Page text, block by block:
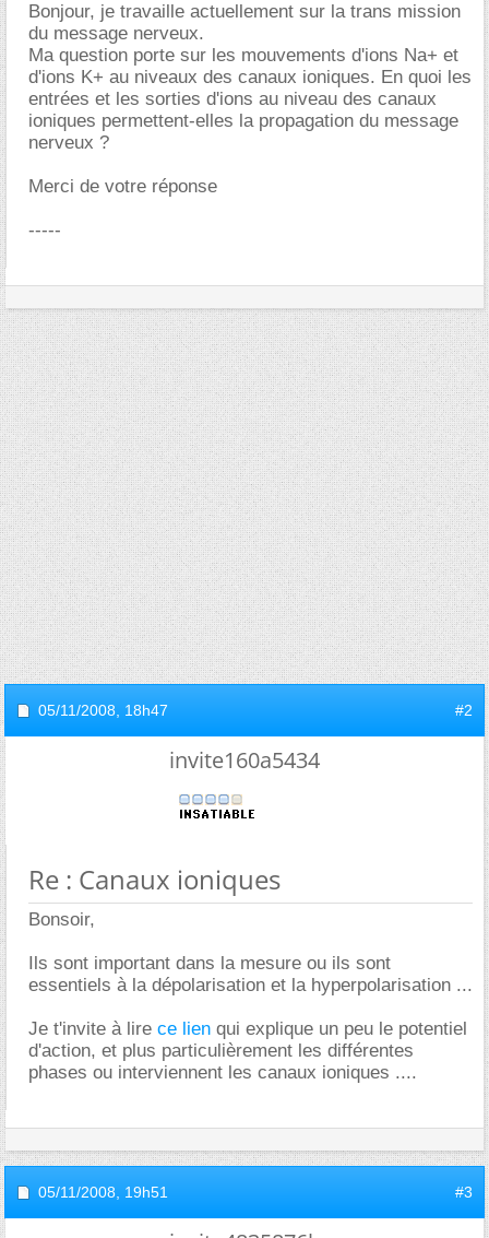
Bonjour, je travaille actuellement sur la trans mission
du message nerveux.
Ma question porte sur les mouvements d'ions Na+ et
d'ions K+ au niveaux des canaux ioniques. En quoi les
entrées et les sorties d'ions au niveau des canaux
ioniques permettent-elles la propagation du message
nerveux ?
Merci de votre réponse
-----
05/11/2008, 18h47 #2
invite160a5434
Re : Canaux ioniques
Bonsoir,
Ils sont important dans la mesure ou ils sont
essentiels à la dépolarisation et la hyperpolarisation ...
Je t'invite à lire ce lien qui explique un peu le potentiel
d'action, et plus particulièrement les différentes
phases ou interviennent les canaux ioniques ....
05/11/2008, 19h51 #3